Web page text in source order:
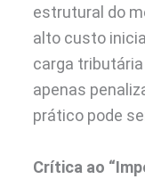
estrutural do
alto custo
carga
apenas
prático pode
Crítica ao